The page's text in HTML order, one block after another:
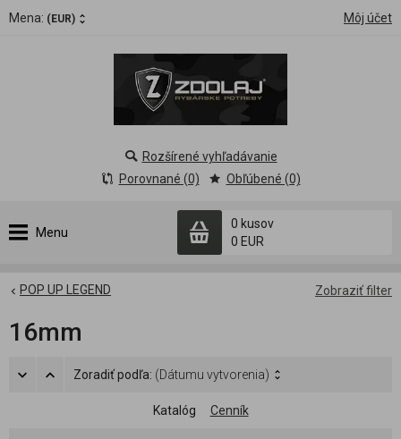
Mena: (EUR) Môj účet
Menu
0 kusov
0 EUR
Rozšírené vyhľadávanie
Porovnané (0)
Obľúbené (0)
Zobraziť filter
POP UP LEGEND
16mm
Zoradiť podľa: (Dátumu vytvorenia)
Katalóg Cenník